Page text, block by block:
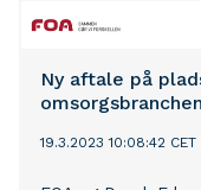
Ny aftale på
omsorgsbranchen
19.3.2023 10:08:42 CET